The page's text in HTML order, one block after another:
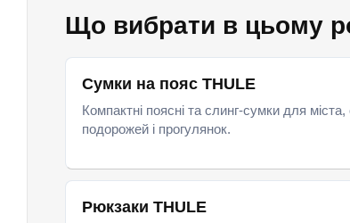
Що вибрати в цьому
Сумки на пояс THULE
Компактні поясні та слинг-сумки для міста,
подорожей і прогулянок.
Рюкзаки THULE